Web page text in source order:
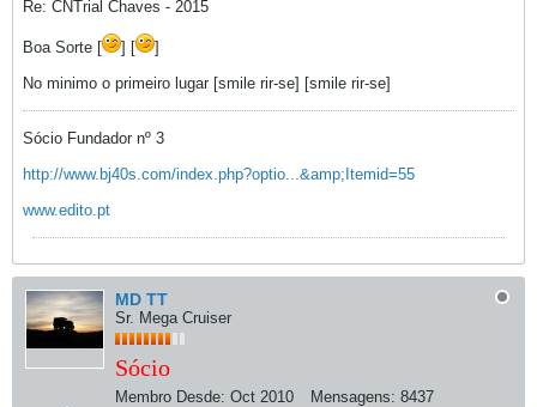
Re: CNTrial Chaves - 2015
Boa Sorte [ ] [
]
No minimo o primeiro lugar [smile rir-se] [smile rir-se]
Sócio Fundador nº 3
http://www.bj40s.com/index.php?optio...&amp;Itemid=55
www.edito.pt
MD TT
Sr. Mega Cruiser
Sócio
Membro Desde: Oct 2010 Mensagens: 8437